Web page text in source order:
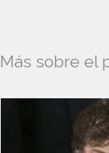
Más sobre el